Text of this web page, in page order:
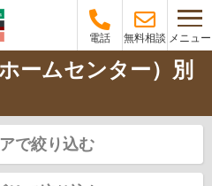
電話 無料相談 メニュー
ームセンター）別
で絞り込む